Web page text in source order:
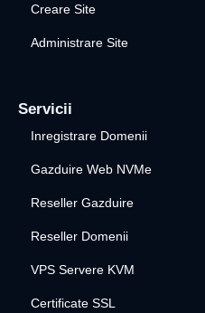
Creare Site
Administrare Site
Servicii
Inregistrare Domenii
Gazduire Web NVMe
Reseller Gazduire
Reseller Domenii
VPS Servere KVM
Certificate SSL